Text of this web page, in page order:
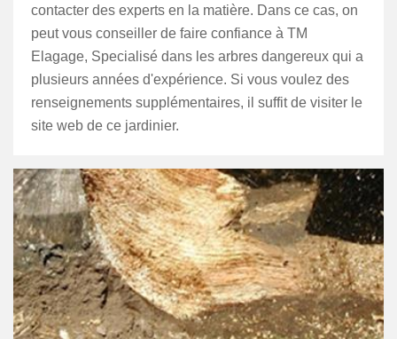
contacter des experts en la matière. Dans ce cas, on
peut vous conseiller de faire confiance à TM
Elagage, Specialisé dans les arbres dangereux qui a
plusieurs années d'expérience. Si vous voulez des
renseignements supplémentaires, il suffit de visiter le
site web de ce jardinier.